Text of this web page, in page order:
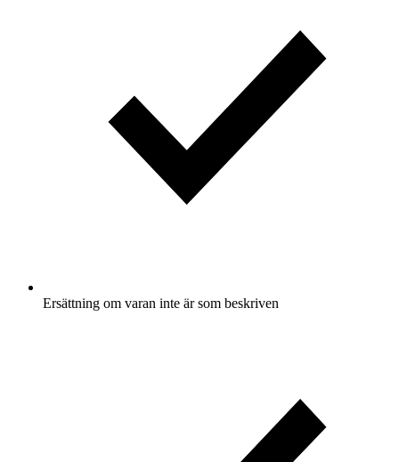
Ersättning om varan inte är som beskriven